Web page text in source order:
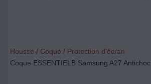
Housse / Coque / Protection d'écran
Coque ESSENTIELB Samsung A27 Antichoc